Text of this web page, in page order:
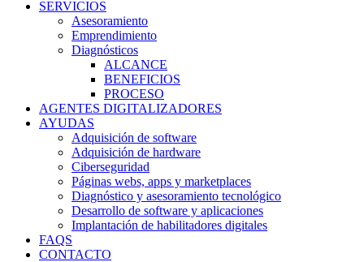
SERVICIOS
Asesoramiento
Emprendimiento
Diagnósticos
ALCANCE
BENEFICIOS
PROCESO
AGENTES DIGITALIZADORES
AYUDAS
Adquisición de software
Adquisición de hardware
Ciberseguridad
Páginas webs, apps y marketplaces
Diagnóstico y asesoramiento tecnológico
Desarrollo de software y aplicaciones
Implantación de habilitadores digitales
FAQS
CONTACTO